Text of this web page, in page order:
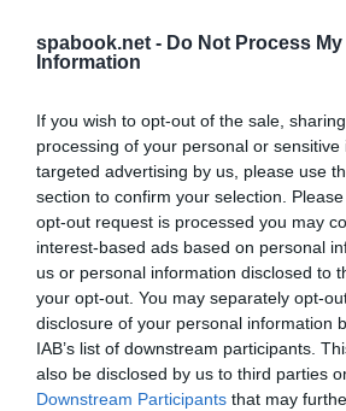
spabook.net - Do Not Process My
Information
If you wish to opt-out of the sale,
processing of your personal or
targeted advertising by us, please use
section to confirm your selection.
opt-out request is processed you may
interest-based ads based on personal
us or personal information disclosed to
your opt-out. You may separately opt-
disclosure of your personal information
IAB’s list of downstream participants.
also be disclosed by us to third parties
Downstream Participants that may
teljesítése 12 éves kortól
személyazonosításra alkalmas
jelenti, hogy ezeken a helyeken a
vannak érvényben, de nagyon
ezekben is hamarosan enyhítés
A szlovén hatóságok a kétoldalú
értelmében elfogadják a
kiállított, az oltottságot vagy
magyar védettségi kártyát a
igénybe vételekor.Amennyiben
rendelkezik a magyar hatóság